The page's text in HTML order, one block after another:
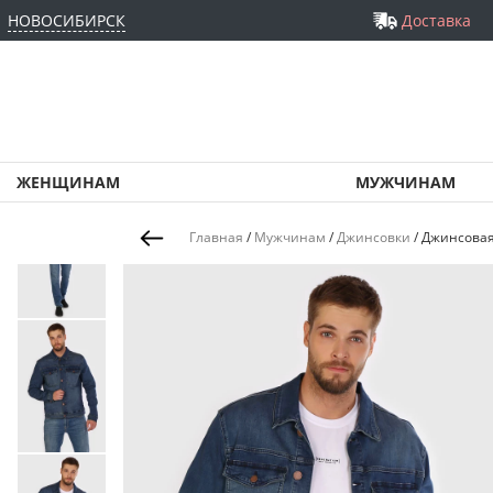
НОВОСИБИРСК Доставка
ЖЕНЩИНАМ МУЖЧИНАМ
Главная / Мужчинам /Джинсовки /